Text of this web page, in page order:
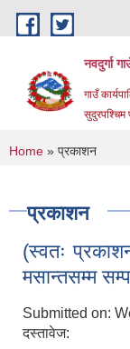
Skip to main content
नवदुर्गा
गाउँ
सुदुरपश्चिम
You are
Home » प्रकाशन
प्रकाशन
(स्वतः
मसान्तसम्म
Submitted on:
दस्तावेज: